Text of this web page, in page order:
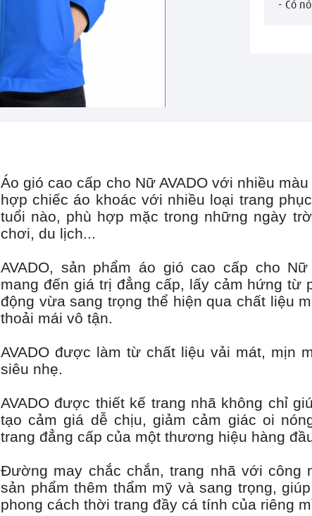
- Có
Áo gió cao cấp cho Nữ AVADO với nhiều
hợp chiếc áo khoác với nhiều loại trang
tuổi nào, phù hợp mặc trong những ngày
chơi, du lịch...
AVADO, sản phẩm áo gió cao cấp cho
mang đến giá trị đẳng cấp, lấy cảm hứng từ
động vừa sang trọng thể hiện qua chất liệu
thoải mái vô tận.
AVADO được làm từ chất liệu vải mát, mịn
siêu nhẹ.
AVADO được thiết kế trang nhã không chỉ
tạo cảm giá dễ chịu, giảm cảm giác oi
trang đẳng cấp của một thương hiệu hàng
Đường may chắc chắn, trang nhã với công
sản phẩm thêm thẩm mỹ và sang trọng,
phong cách thời trang đầy cá tính của riêng